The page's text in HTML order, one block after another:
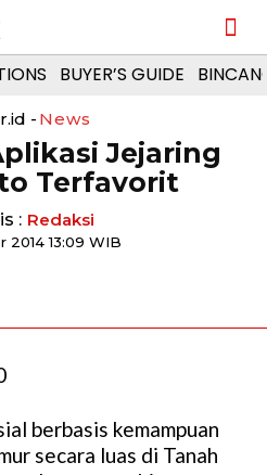
BUYER’S GUIDE
- News
Jejaring
Terfavorit
: Redaksi
2014 13:09 WIB
berbasis kemampuan
secara luas di Tanah